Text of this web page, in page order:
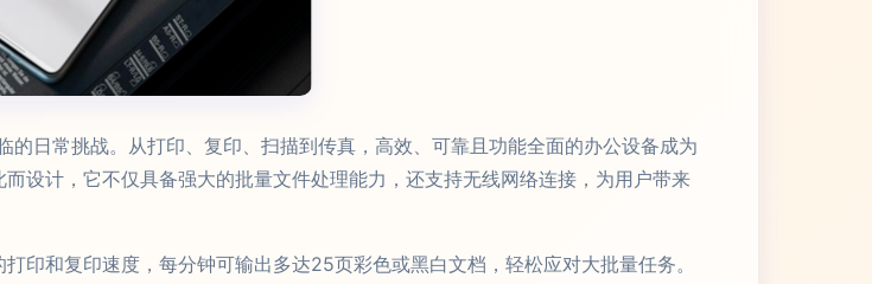
日常挑战。从打印、复印、扫描到传真，高效、可靠且功能全面的办公设备成为
设计，它不仅具备强大的批量文件处理能力，还支持无线网络连接，为用户带来
印和复印速度，每分钟可输出多达25页彩色或黑白文档，轻松应对大批量任务。